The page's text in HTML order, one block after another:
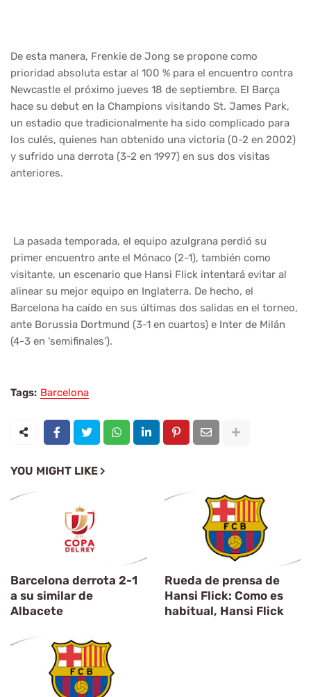
De esta manera, Frenkie de Jong se propone como
prioridad absoluta estar al 100 % para el encuentro contra
Newcastle el próximo jueves 18 de septiembre. El Barça
hace su debut en la Champions visitando St. James Park,
un estadio que tradicionalmente ha sido complicado para
los culés, quienes han obtenido una victoria (0-2 en 2002)
y sufrido una derrota (3-2 en 1997) en sus dos visitas
anteriores.
La pasada temporada, el equipo azulgrana perdió su
primer encuentro ante el Mónaco (2-1), también como
visitante, un escenario que Hansi Flick intentará evitar al
alinear su mejor equipo en Inglaterra. De hecho, el
Barcelona ha caído en sus últimas dos salidas en el torneo,
ante Borussia Dortmund (3-1 en cuartos) e Inter de Milán
(4-3 en 'semifinales').
Tags: Barcelona
YOU MIGHT LIKE
Barcelona derrota 2-1
a su similar de
Albacete
Rueda de prensa de
Hansi Flick: Como es
habitual, Hansi Flick